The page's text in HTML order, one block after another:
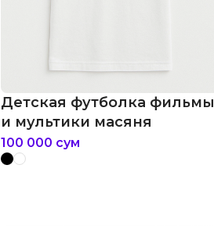
Детская футболка фильмы
и мультики масяня
100 000 сум